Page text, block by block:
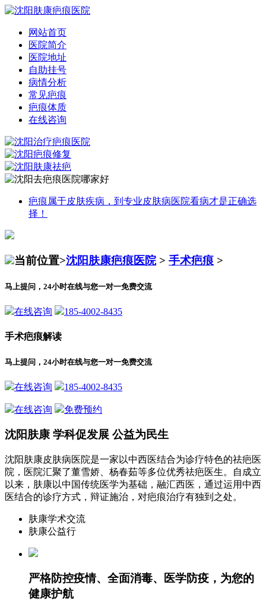
网站首页
医院简介
医院地址
自助挂号
病情分析
常见疤痕
疤痕体质
在线咨询
疤痕属于皮肤疾病，到专业皮肤病医院看病才是正确选
择！
当前位置>沈阳肤康疤痕医院> 手术疤痕 >
马上提问，24小时在线与您一对一免费交流
在线咨询 185-4002-8435
手术疤痕解读
马上提问，24小时在线与您一对一免费交流
在线咨询 185-4002-8435
在线咨询 免费预约
沈阳肤康 学科促发展 公益为民生
沈阳肤康皮肤病医院是一家以中西医结合为诊疗特色的祛疤医
院，医院汇聚了董雪娇、杨春茹等多位优秀祛疤医生。自成立
以来，肤康以中国传统医学为基础，融汇西医，通过运用中西
医结合的诊疗方式，辩证施治，对疤痕治疗有独到之处。
肤康学术交流
肤康公益行
严格防控疫情、全面消毒、医学防疫，为您的
健康护航